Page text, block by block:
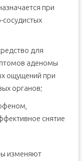
при
для
аденомы
ощущений при
органов;
снятие
изменяют